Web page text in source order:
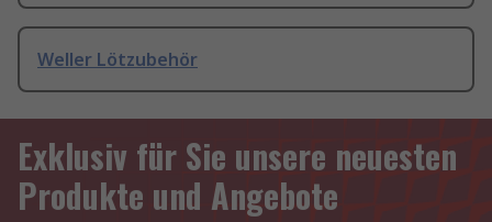
Weller Lötzubehör
Exklusiv für Sie unsere neuesten
Produkte und Angebote